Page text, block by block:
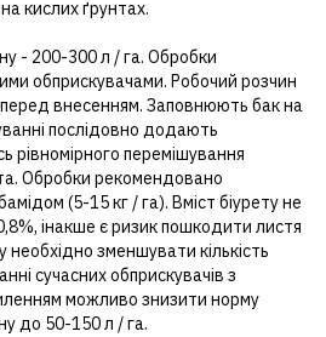
кислих ґрунтах.
- 200-300 л / га. Обробки
обприскувачами. Робочий розчин
внесенням. Заповнюють бак на
послідовно додають
рівномірного перемішування
Обробки рекомендовано
(5-15 кг / га). Вміст біурету не
інакше є ризик пошкодити листя
зменшувати кількість
сучасних обприскувачів з
можливо знизити норму
до 50-150 л / га.